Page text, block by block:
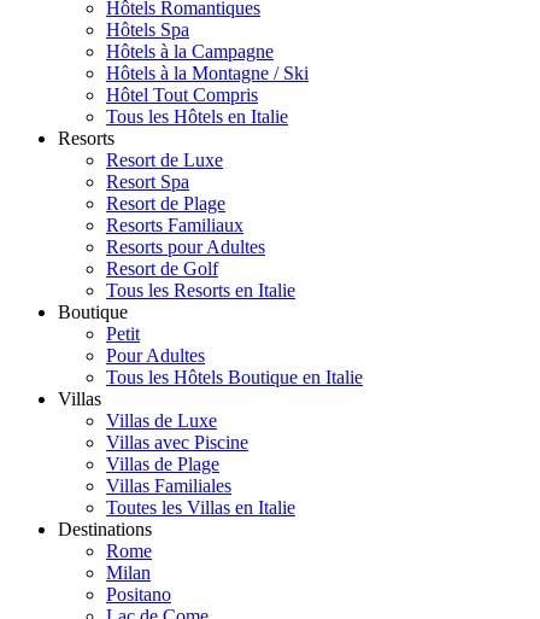
Hôtels Romantiques
Hôtels Spa
Hôtels à la Campagne
Hôtels à la Montagne / Ski
Hôtel Tout Compris
Tous les Hôtels en Italie
Resorts
Resort de Luxe
Resort Spa
Resort de Plage
Resorts Familiaux
Resorts pour Adultes
Resort de Golf
Tous les Resorts en Italie
Boutique
Petit
Pour Adultes
Tous les Hôtels Boutique en Italie
Villas
Villas de Luxe
Villas avec Piscine
Villas de Plage
Villas Familiales
Toutes les Villas en Italie
Destinations
Rome
Milan
Positano